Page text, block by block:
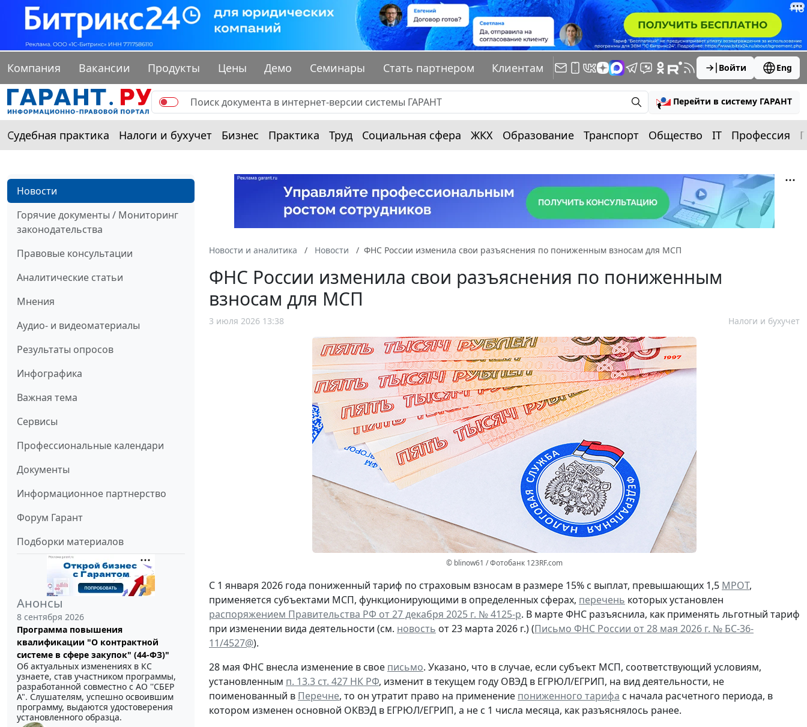
Компания Вакансии Продукты Цены Демо Семинары Стать партнером Клиентам Войти Eng
Перейти в систему ГАРАНТ
Судебная практика Налоги и бухучет Бизнес Практика Труд Социальная сфера ЖКХ Образование Транспорт Общество IT Профессия
Новости
Горячие документы / Мониторинг
законодательства
Правовые консультации
Аналитические статьи
Мнения
Аудио- и видеоматериалы
Результаты опросов
Инфографика
Важная тема
Сервисы
Профессиональные календари
Документы
Информационное партнерство
Форум Гарант
Подборки материалов
Анонсы
8 сентября 2026
Программа повышения
квалификации "О контрактной
системе в сфере закупок" (44-ФЗ)"
Об актуальных изменениях в КС
узнаете, став участником программы,
разработанной совместно с АО ''СБЕР
А". Слушателям, успешно освоившим
программу, выдаются удостоверения
установленного образца.
Новости и аналитика Новости ФНС России изменила свои разъяснения по пониженным взносам для МСП
ФНС России изменила свои разъяснения по пониженным
взносам для МСП
3 июля 2026 13:38 Налоги и бухучет
© blinow61 / Фотобанк 123RF.com
С 1 января 2026 года пониженный тариф по страховым взносам в размере 15% с выплат, превышающих 1,5 МРОТ,
применяется субъектами МСП, функционирующими в определенных сферах, перечень которых установлен
распоряжением Правительства РФ от 27 декабря 2025 г. № 4125-р. В марте ФНС разъяснила, как применять льготный тариф
при изменении вида деятельности (см. новость от 23 марта 2026 г.) (Письмо ФНС России от 28 мая 2026 г. № БС-36-
11/4527@).
28 мая ФНС внесла изменение в свое письмо. Указано, что в случае, если субъект МСП, соответствующий условиям,
установленным п. 13.3 ст. 427 НК РФ, изменит в текущем году ОВЭД в ЕГРЮЛ/ЕГРИП, на вид деятельности, не
поименованный в Перечне, то он утратит право на применение пониженного тарифа с начала расчетного периода, в
котором изменен основной ОКВЭД в ЕГРЮЛ/ЕГРИП, а не с 1 числа месяца, как разъяснялось ранее.